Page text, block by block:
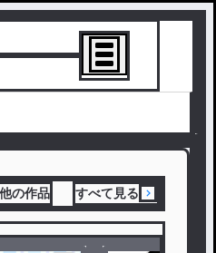
の作品 すべて見る